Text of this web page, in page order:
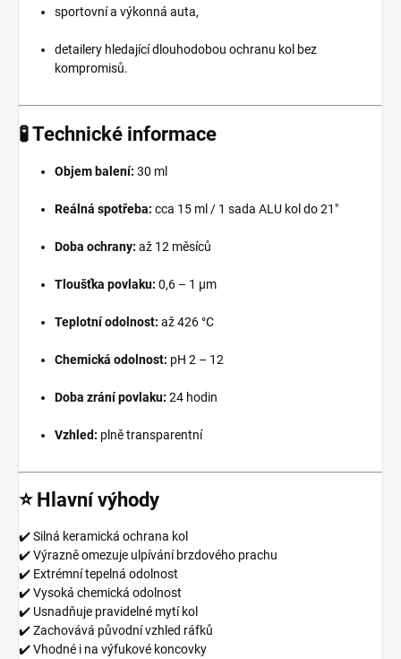
sportovní a výkonná auta,
detailery hledající dlouhodobou ochranu kol bez
kompromisů.
🧪 Technické informace
Objem balení: 30 ml
Reálná spotřeba: cca 15 ml / 1 sada ALU kol do 21"
Doba ochrany: až 12 měsíců
Tloušťka povlaku: 0,6 – 1 μm
Teplotní odolnost: až 426 °C
Chemická odolnost: pH 2 – 12
Doba zrání povlaku: 24 hodin
Vzhled: plně transparentní
⭐ Hlavní výhody
✔️ Silná keramická ochrana kol
✔️ Výrazně omezuje ulpívání brzdového prachu
✔️ Extrémní tepelná odolnost
✔️ Vysoká chemická odolnost
✔️ Usnadňuje pravidelné mytí kol
✔️ Zachovává původní vzhled ráfků
✔️ Vhodné i na výfukové koncovky